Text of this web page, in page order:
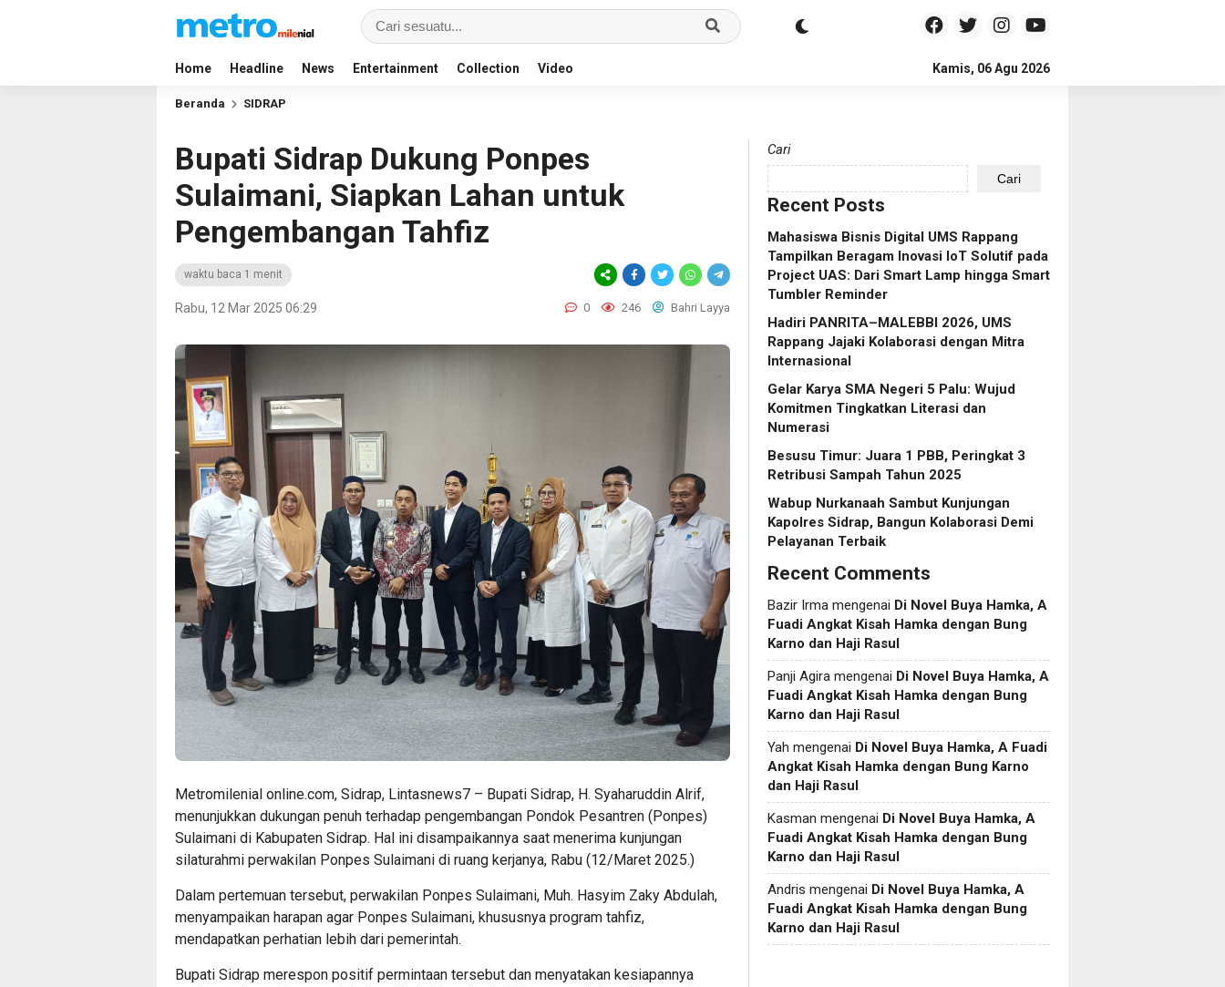
Home Headline News Entertainment Collection Video Kamis, 06 Agu 2026
Beranda SIDRAP
Bupati Sidrap Dukung Ponpes
Sulaimani, Siapkan Lahan untuk
Pengembangan Tahfiz
waktu baca 1 menit
Rabu, 12 Mar 2025 06:29 0 246 Bahri Layya
Metromilenial online.com, Sidrap, Lintasnews7 – Bupati Sidrap, H. Syaharuddin Alrif,
menunjukkan dukungan penuh terhadap pengembangan Pondok Pesantren (Ponpes)
Sulaimani di Kabupaten Sidrap. Hal ini disampaikannya saat menerima kunjungan
silaturahmi perwakilan Ponpes Sulaimani di ruang kerjanya, Rabu (12/Maret 2025.)
Dalam pertemuan tersebut, perwakilan Ponpes Sulaimani, Muh. Hasyim Zaky Abdulah,
menyampaikan harapan agar Ponpes Sulaimani, khususnya program tahfiz,
mendapatkan perhatian lebih dari pemerintah.
Bupati Sidrap merespon positif permintaan tersebut dan menyatakan kesiapannya
Cari
Cari
Recent Posts
Mahasiswa Bisnis Digital UMS Rappang
Tampilkan Beragam Inovasi IoT Solutif pada
Project UAS: Dari Smart Lamp hingga Smart
Tumbler Reminder
Hadiri PANRITA–MALEBBI 2026, UMS
Rappang Jajaki Kolaborasi dengan Mitra
Internasional
Gelar Karya SMA Negeri 5 Palu: Wujud
Komitmen Tingkatkan Literasi dan
Numerasi
Besusu Timur: Juara 1 PBB, Peringkat 3
Retribusi Sampah Tahun 2025
Wabup Nurkanaah Sambut Kunjungan
Kapolres Sidrap, Bangun Kolaborasi Demi
Pelayanan Terbaik
Recent Comments
Bazir Irma mengenai Di Novel Buya Hamka, A
Fuadi Angkat Kisah Hamka dengan Bung
Karno dan Haji Rasul
Panji Agira mengenai Di Novel Buya Hamka, A
Fuadi Angkat Kisah Hamka dengan Bung
Karno dan Haji Rasul
Yah mengenai Di Novel Buya Hamka, A Fuadi
Angkat Kisah Hamka dengan Bung Karno
dan Haji Rasul
Kasman mengenai Di Novel Buya Hamka, A
Fuadi Angkat Kisah Hamka dengan Bung
Karno dan Haji Rasul
Andris mengenai Di Novel Buya Hamka, A
Fuadi Angkat Kisah Hamka dengan Bung
Karno dan Haji Rasul